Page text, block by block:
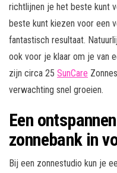
richtlijnen je het beste kunt
beste kunt kiezen voor een
fantastisch resultaat.
ook voor je klaar om je van
zijn circa 25 SunCare
verwachting snel groeien.
Een
zonnebank in
Bij een zonnestudio kun je